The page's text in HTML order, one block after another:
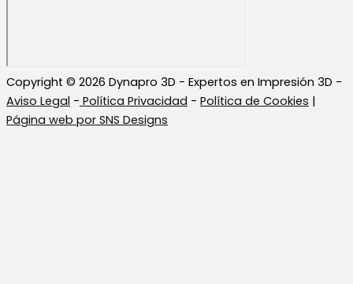
Copyright © 2026 Dynapro 3D - Expertos en Impresión 3D -
Aviso Legal - Política Privacidad - Política de Cookies |
Página web por SNS Designs